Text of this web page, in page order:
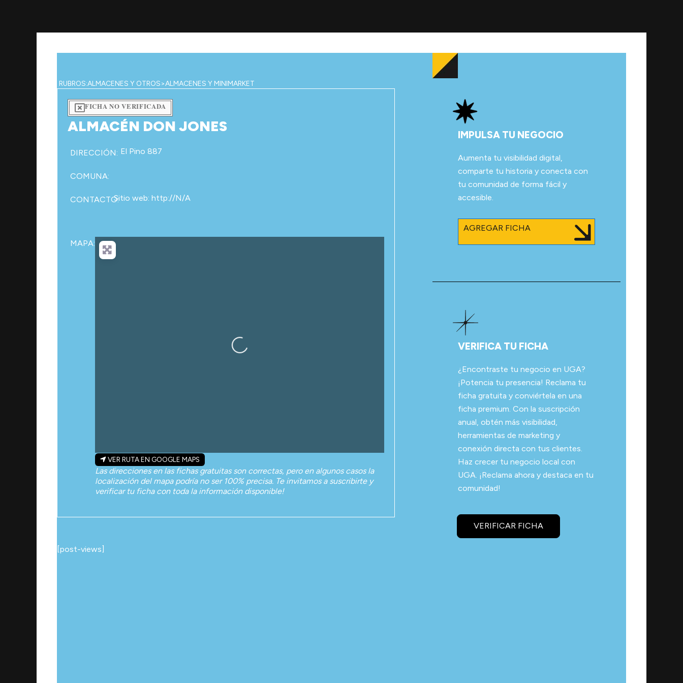
contenido
RUBROS:ALMACENES Y OTROS>ALMACENES Y MINIMARKET
FICHA NO VERIFICADA
ALMACÉN DON JONES
DIRECCIÓN: El Pino 887
COMUNA:
CONTACTO:Sitio web: http://N/A
MAPA:
Cargando…
VER RUTA EN GOOGLE MAPS
Las direcciones en las fichas gratuitas son correctas, pero en algunos casos la
localización del mapa podría no ser 100% precisa. Te invitamos a suscribirte y
verificar tu ficha con toda la información disponible!
[post-views]
IMPULSA TU NEGOCIO
Aumenta tu visibilidad digital,
comparte tu historia y conecta con
tu comunidad de forma fácil y
accesible.
AGREGAR FICHA
VERIFICA TU FICHA
¿Encontraste tu negocio en UGA?
¡Potencia tu presencia! Reclama tu
ficha gratuita y conviértela en una
ficha premium. Con la suscripción
anual, obtén más visibilidad,
herramientas de marketing y
conexión directa con tus clientes.
Haz crecer tu negocio local con
UGA. ¡Reclama ahora y destaca en tu
comunidad!
VERIFICAR FICHA